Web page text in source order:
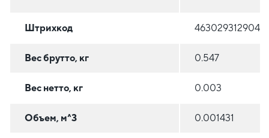
Штрихкод 4630293129049
Вес брутто, кг 0.547
Вес нетто, кг 0.003
Объем, м^3 0.001431